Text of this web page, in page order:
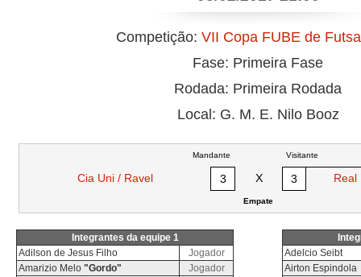
Competição: VII Copa FUBE de
Fase: Primeira Fase
Rodada: Primeira Rodada
Local: G. M. E. Nilo Booz
Mandante Visitante
Cia Uni / Ravel 3 X 3 Real
Empate
Integrantes da equipe 1
Adilson de Jesus Filho
Jogador
Amarizio Melo "Gordo"
Jogador
Adelcio Seibt
Airton Espindola